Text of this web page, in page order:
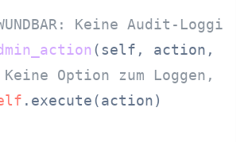
Keine Audit-
( self, action,
Option zum Loggen,
.execute(action)